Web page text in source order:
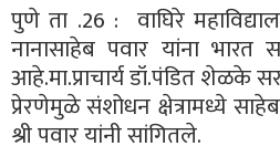
पुणे ता .26 : वाघिरे
नानासाहेब पवार यांना
आहे.मा.प्राचार्य डॉ.पंडित शेळके
प्रेरणेमुळे संशोधन क्षेत्रामध्ये
श्री पवार यांनी सांगितले.